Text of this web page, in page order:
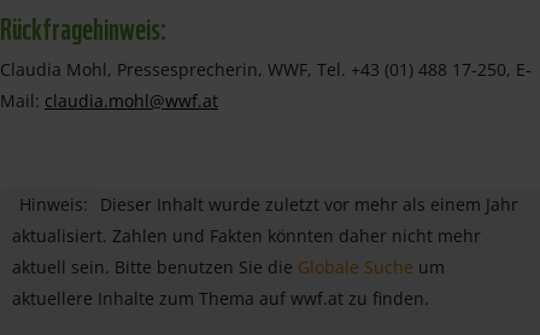
Rückfragehinweis:
Claudia Mohl, Pressesprecherin, WWF, Tel. +43 (01) 488 17-250, E-
Mail: claudia.mohl@wwf.at
Hinweis:
Dieser Inhalt wurde zuletzt vor mehr als einem Jahr
aktualisiert. Zahlen und Fakten könnten daher nicht mehr
aktuell sein. Bitte benutzen Sie die Globale Suche um
aktuellere Inhalte zum Thema auf wwf.at zu finden.